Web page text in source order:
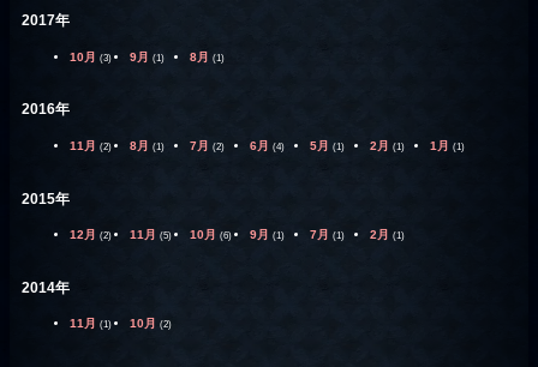
2017年
10月 (3) 9月 (1) 8月 (1)
2016年
11月 (2) 8月 (1) 7月 (2) 6月 (4) 5月 (1) 2月 (1) 1月 (1)
2015年
12月 (2) 11月 (5) 10月 (6) 9月 (1) 7月 (1) 2月 (1)
2014年
11月 (1) 10月 (2)